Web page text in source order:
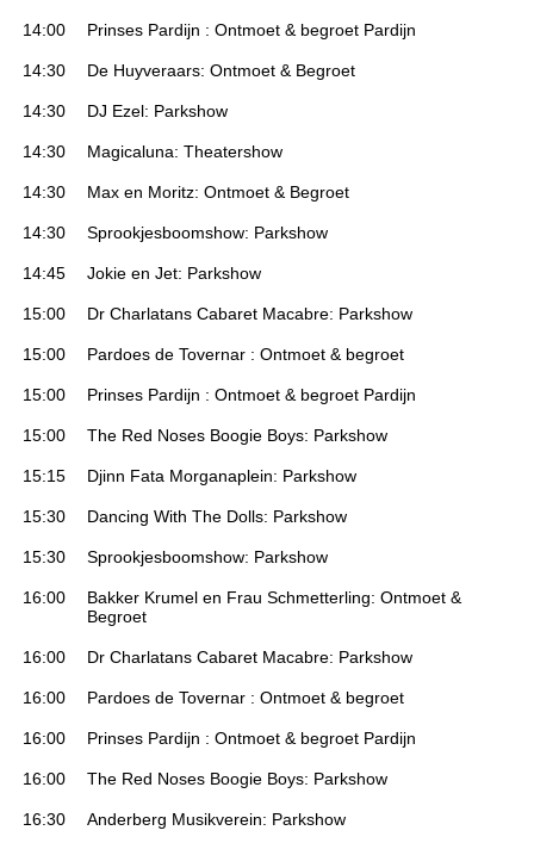
14:00 Prinses Pardijn : Ontmoet & begroet Pardijn
14:30 De Huyveraars: Ontmoet & Begroet
14:30 DJ Ezel: Parkshow
14:30 Magicaluna: Theatershow
14:30 Max en Moritz: Ontmoet & Begroet
14:30 Sprookjesboomshow: Parkshow
14:45 Jokie en Jet: Parkshow
15:00 Dr Charlatans Cabaret Macabre: Parkshow
15:00 Pardoes de Tovernar : Ontmoet & begroet
15:00 Prinses Pardijn : Ontmoet & begroet Pardijn
15:00 The Red Noses Boogie Boys: Parkshow
15:15 Djinn Fata Morganaplein: Parkshow
15:30 Dancing With The Dolls: Parkshow
15:30 Sprookjesboomshow: Parkshow
16:00
Bakker Krumel en Frau Schmetterling: Ontmoet &
Begroet
16:00 Dr Charlatans Cabaret Macabre: Parkshow
16:00 Pardoes de Tovernar : Ontmoet & begroet
16:00 Prinses Pardijn : Ontmoet & begroet Pardijn
16:00 The Red Noses Boogie Boys: Parkshow
16:30 Anderberg Musikverein: Parkshow